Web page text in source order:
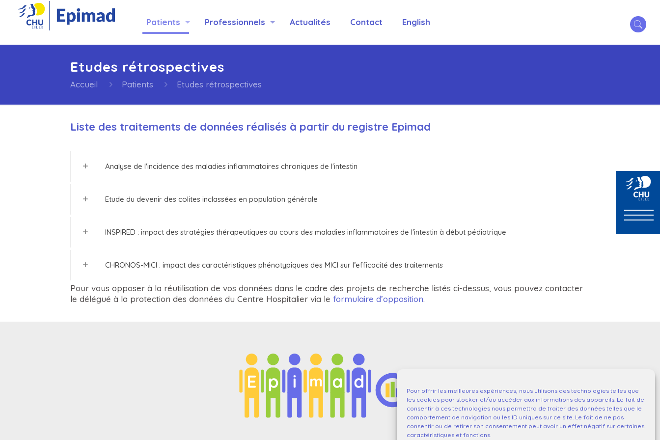
Pour offrir les meilleures expériences, nous utilisons des technologies telles que
les cookies pour stocker et/ou accéder aux informations des appareils. Le fait de
consentir à ces technologies nous permettra de traiter des données telles que le
comportement de navigation ou les ID uniques sur ce site. Le fait de ne pas
consentir ou de retirer son consentement peut avoir un effet négatif sur certaines
caractéristiques et fonctions.
Patients Professionnels Actualités Contact English
Etudes rétrospectives
Accueil Patients Etudes rétrospectives
Liste des traitements de données réalisés à partir du registre Epimad
Analyse de l'incidence des maladies inflammatoires chroniques de l'intestin
Etude du devenir des colites inclassées en population générale
INSPIRED : impact des stratégies thérapeutiques au cours des maladies inflammatoires de l'intestin à début pédiatrique
CHRONOS-MICI : impact des caractéristiques phénotypiques des MICI sur l’efficacité des traitements
Pour vous opposer à la réutilisation de vos données dans le cadre des projets de recherche listés ci-dessus, vous pouvez contacter
le délégué à la protection des données du Centre Hospitalier via le formulaire d’opposition.